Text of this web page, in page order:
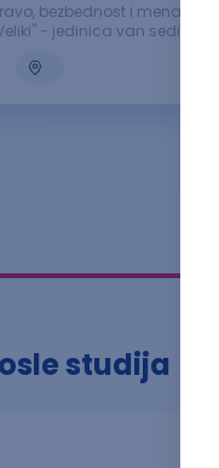
bezbednost i
- jedinica van sedišta,
studija